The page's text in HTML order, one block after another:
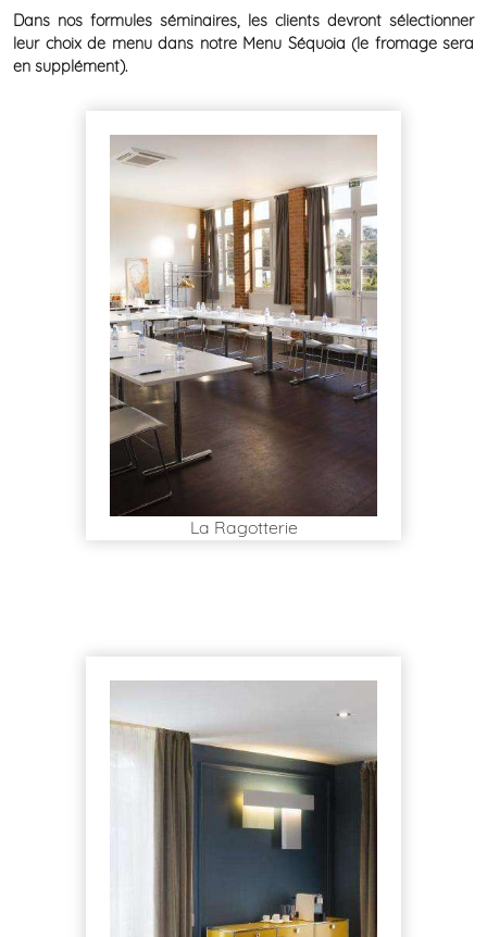
Dans nos formules séminaires, les clients devront sélectionner
leur choix de menu dans notre Menu Séquoia (le fromage sera
en supplément).
La Ragotterie